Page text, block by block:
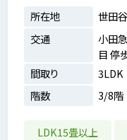
所在地
世田
交通
小田
目 停
間取り
3LDK
階数
3/8階
LDK15畳以上